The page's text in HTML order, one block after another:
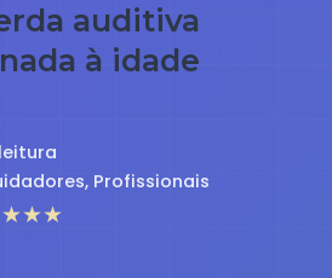
auditiva
à idade
Profissionais